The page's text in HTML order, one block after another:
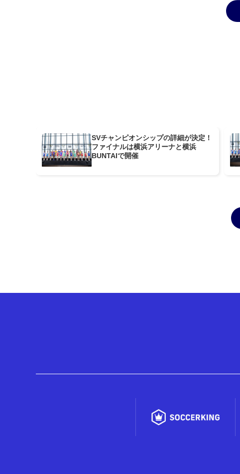
SVチャンピオンシップの詳細が決定！
ファイナルは横浜アリーナと横浜
BUNTAIで開催